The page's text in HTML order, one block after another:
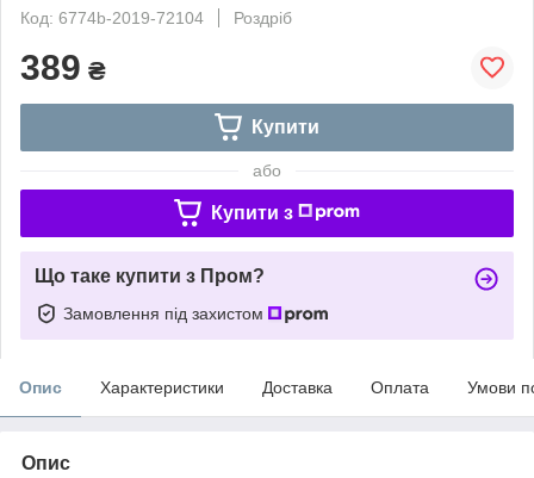
Код: 6774b-2019-72104
Роздріб
389 ₴
Купити
або
Купити з
Що таке купити з Пром?
Замовлення під захистом
Опис Характеристики Доставка Оплата Умови
Опис